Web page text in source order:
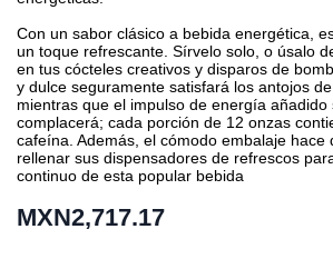
Con un sabor clásico a bebida energética,
un toque refrescante. Sírvelo solo, o úsalo
en tus cócteles creativos y disparos de
y dulce seguramente satisfará los antojos de
mientras que el impulso de energía añadido
complacerá; cada porción de 12 onzas
cafeína. Además, el cómodo embalaje hace
rellenar sus dispensadores de refrescos
continuo de esta popular bebida
MXN2,717.17